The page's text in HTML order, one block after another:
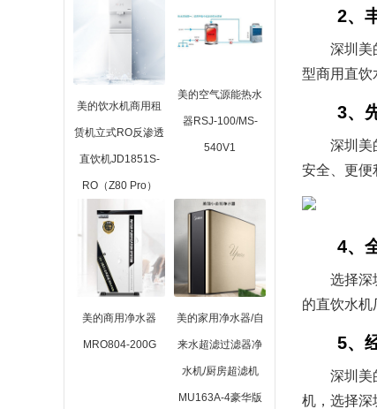
美的饮水机商用租
赁机立式RO反渗透
直饮机JD1851S-
RO（Z80 Pro）
美的空气源能热水
器RSJ-100/MS-
540V1
美的商用净水器
MRO804-200G
美的家用净水器/自
来水超滤过滤器净
水机/厨房超滤机
MU163A-4豪华版
2、
深圳美
型商用直饮
3、
深圳美
安全、更便
4、
选择深
的直饮水机
5、
深圳美
机，选择深